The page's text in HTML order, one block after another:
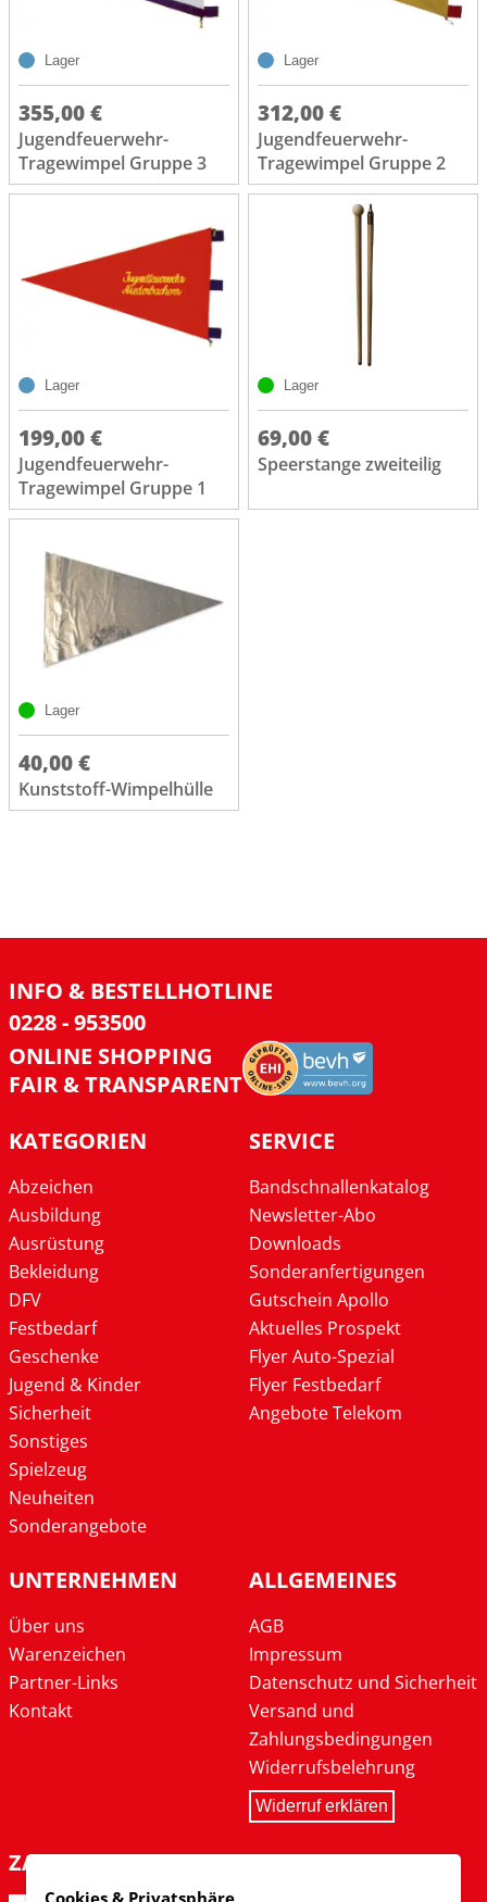
Lager
355,00 €
Jugendfeuerwehr-
Tragewimpel Gruppe 3
Lager
312,00 €
Jugendfeuerwehr-
Tragewimpel Gruppe 2
Lager
199,00 €
Jugendfeuerwehr-
Tragewimpel Gruppe 1
Lager
69,00 €
Speerstange zweiteilig
Lager
40,00 €
Kunststoff-Wimpelhülle
INFO & BESTELLHOTLINE
0228 - 953500
ONLINE SHOPPING
FAIR & TRANSPARENT
KATEGORIEN
Abzeichen
Ausbildung
Ausrüstung
Bekleidung
DFV
Festbedarf
Geschenke
Jugend & Kinder
Sicherheit
Sonstiges
Spielzeug
Neuheiten
Sonderangebote
SERVICE
Bandschnallenkatalog
Newsletter-Abo
Downloads
Sonderanfertigungen
Gutschein Apollo
Aktuelles Prospekt
Flyer Auto-Spezial
Flyer Festbedarf
Angebote Telekom
UNTERNEHMEN
Über uns
Warenzeichen
Partner-Links
Kontakt
ALLGEMEINES
AGB
Impressum
Datenschutz und Sicherheit
Versand und
Zahlungsbedingungen
Widerrufsbelehrung
Widerruf erklären
ZAHLARTEN